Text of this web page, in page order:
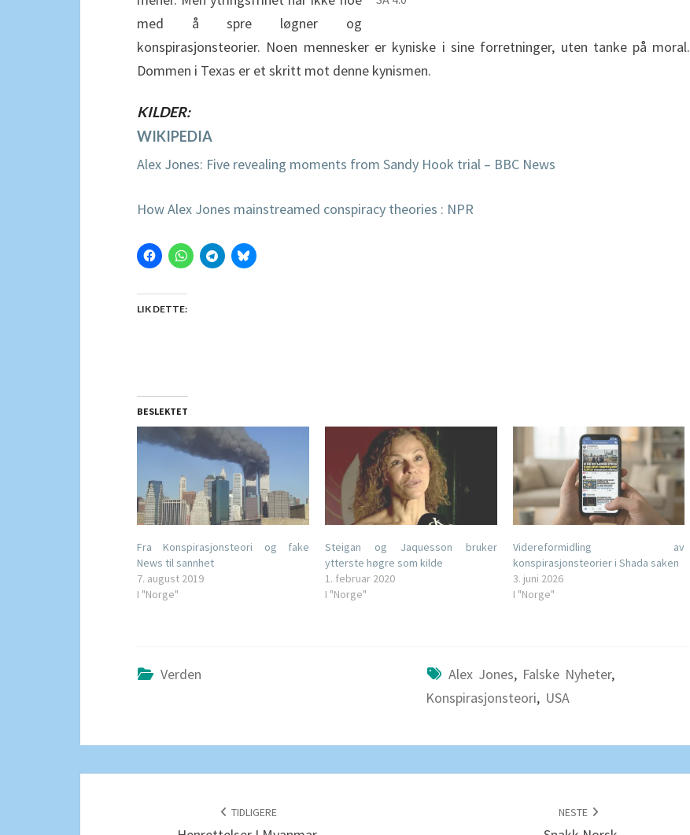
med å spre løgner og
konspirasjonsteorier. Noen mennesker er kyniske i sine forretninger, uten tanke på moral.
Dommen i Texas er et skritt mot denne kynismen.
KILDER:
WIKIPEDIA
Alex Jones: Five revealing moments from Sandy Hook trial – BBC News
How Alex Jones mainstreamed conspiracy theories : NPR
LIK DETTE:
BESLEKTET
Fra Konspirasjonsteori og fake
News til sannhet
7. august 2019
I "Norge"
Steigan og Jaquesson bruker
ytterste høgre som kilde
1. februar 2020
I "Norge"
Videreformidling av
konspirasjonsteorier i Shada saken
3. juni 2026
I "Norge"
Verden Alex Jones, Falske Nyheter,
Konspirasjonsteori, USA
TIDLIGERE NESTE